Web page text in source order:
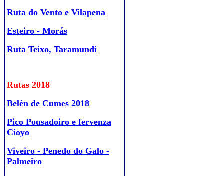
Ruta do Vento e Vilapena
Esteiro - Morás
Ruta Teixo, Taramundi
Rutas 2018
Belén de Cumes 2018
Pico Pousadoiro e fervenza
Cioyo
Viveiro - Penedo do Galo -
Palmeiro